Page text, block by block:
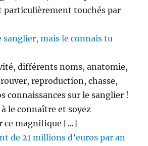
particulièrement touchés par
sanglier, mais le connais tu
différents noms, anatomie,
reproduction, chasse,
connaissances sur le sanglier !
le connaître et soyez
ce magnifique […]
de 21 millions d’euros par an